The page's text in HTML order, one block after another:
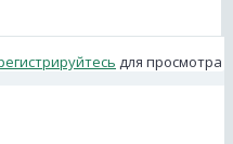
для просмотра